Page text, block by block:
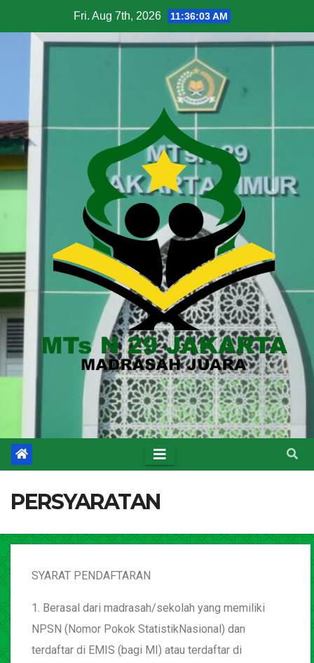
Fri. Aug 7th, 2026 11:36:03 AM
PERSYARATAN
SYARAT PENDAFTARAN
1. Berasal dari madrasah/sekolah yang memiliki
NPSN (Nomor Pokok StatistikNasional) dan
terdaftar di EMIS (bagi MI) atau terdaftar di